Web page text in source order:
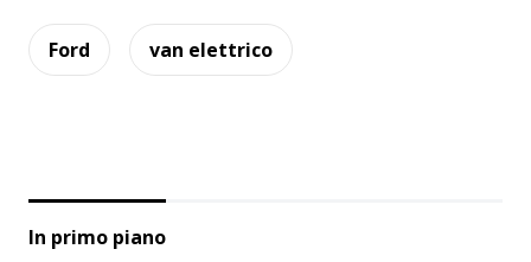
Ford van elettrico
In primo piano